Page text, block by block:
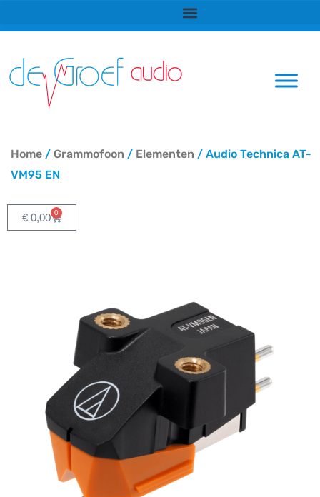
naar
inhoud
Home / Grammofoon / Elementen / Audio Technica AT-
VM95 EN
€ 0,00 0
Winkelwagen